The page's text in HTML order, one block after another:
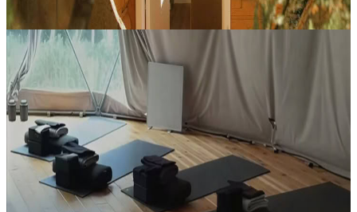
Gabriola, Canada
Ashtanga Yoga Day Intensive: La magia curativa
del Vinyasa
Partecipa a una giornata guidata di ritiro per esplorare in profondità
il potenziale curativo dell’Ashtanga Yoga. L’approccio basato sulle
sequenze offre una base solida per sviluppare una pratica per...
169,00 USD